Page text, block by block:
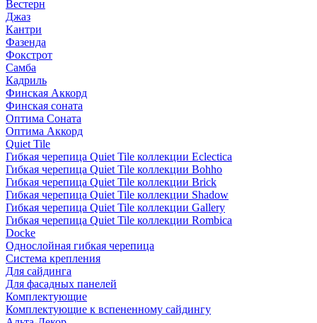
Вестерн
Джаз
Кантри
Фазенда
Фокстрот
Самба
Кадриль
Финская Аккорд
Финская соната
Оптима Соната
Оптима Аккорд
Quiet Tile
Гибкая черепица Quiet Tile коллекции Eclectica
Гибкая черепица Quiet Tile коллекции Bohho
Гибкая черепица Quiet Tile коллекции Brick
Гибкая черепица Quiet Tile коллекции Shadow
Гибкая черепица Quiet Tile коллекции Gallery
Гибкая черепица Quiet Tile коллекции Rombica
Docke
Однослойная гибкая черепица
Система крепления
Для сайдинга
Для фасадных панелей
Комплектующие
Комплектующие к вспененному сайдингу